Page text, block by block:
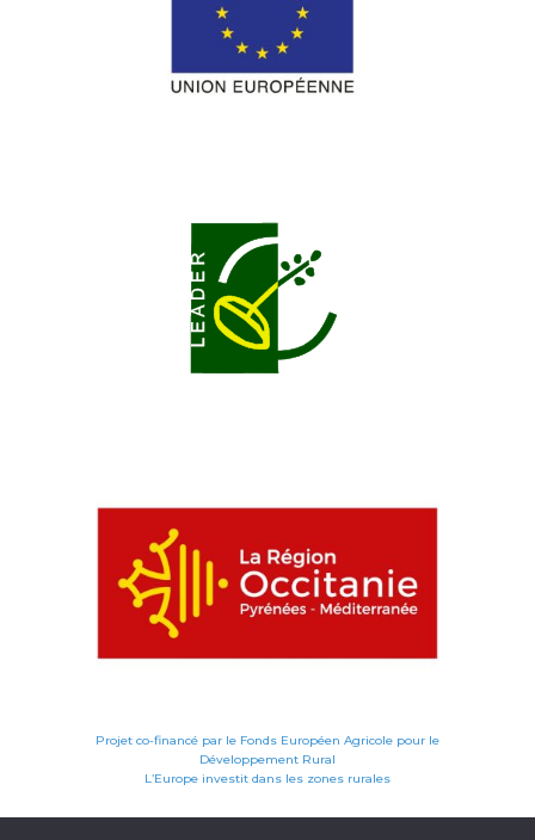
Projet co-financé par le Fonds Européen Agricole pour le
Développement Rural
L’Europe investit dans les zones rurales